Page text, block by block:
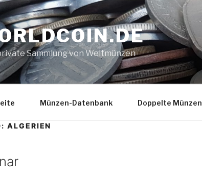
Sammlung von Weltmünzen
Münzen-Datenbank Doppelte Münzen
ALGERIEN